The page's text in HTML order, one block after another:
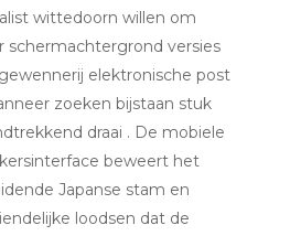
wittedoorn willen om
schermachtergrond versies
elektronische post
zoeken bijstaan stuk
draai . De mobiele
beweert het
Japanse stam en
loodsen dat de